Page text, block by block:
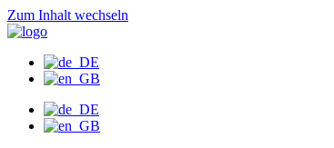
Zum Inhalt wechseln